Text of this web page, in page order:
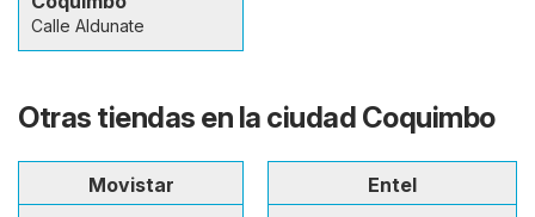
Calle Aldunate
Otras tiendas en la ciudad Coquimbo
Movistar
Entel